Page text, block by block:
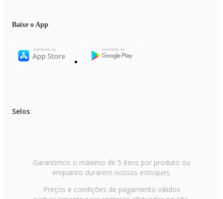
Baixe o App
Selos
Garantimos o máximo de 5 itens por produto ou
enquanto durarem nossos estoques.
Preços e condições de pagamento válidos